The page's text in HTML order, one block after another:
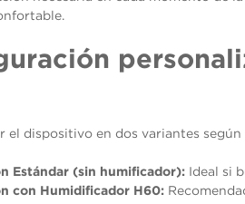
el dispositivo en dos variantes
Estándar (sin humificador):Ideal si
con Humidificador H60:
Estas
cookies no
para que